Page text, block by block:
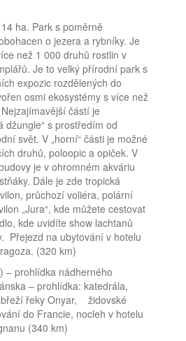
ha. Park s poměrně
o jezera a rybníky. Je
než 1 000 druhů rostlin v
Je to velký přírodní park s
expozic rozdělených do
osmi ekosystémy s více než
částí je
džungle“ s prostředím od
svět. V „horní“ části je možné
druhů, poloopic a opiček. V
je v ohromném akváriu
Dále je zde tropická
průchozí voliéra, polární
„Jura“, kde můžete cestovat
kde uvidíte show lachtanů
Přejezd na ubytování v hotelu
(320 km)
– prohlídka nádherného
– prohlídka: katedrála,
řeky Onyar, židovské
do Francie, nocleh v hotelu
(340 km)